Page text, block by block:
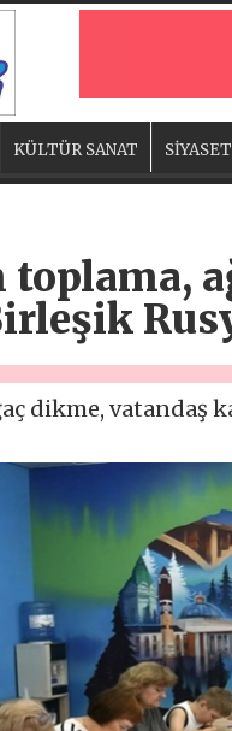
KÜLTÜR SANAT SİYASET
dikme, vatandaş